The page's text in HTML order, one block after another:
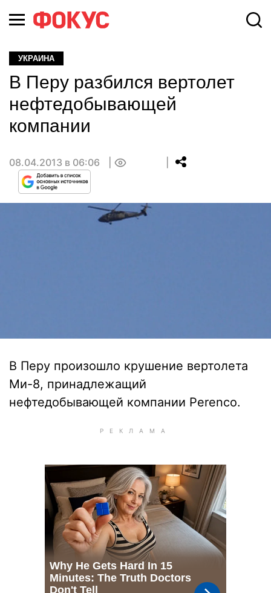
УКРАИНА
В Перу разбился вертолет
нефтедобывающей
компании
08.04.2013 в 06:06
В Перу произошло крушение вертолета
Ми-8, принадлежащий
нефтедобывающей компании Perenco.